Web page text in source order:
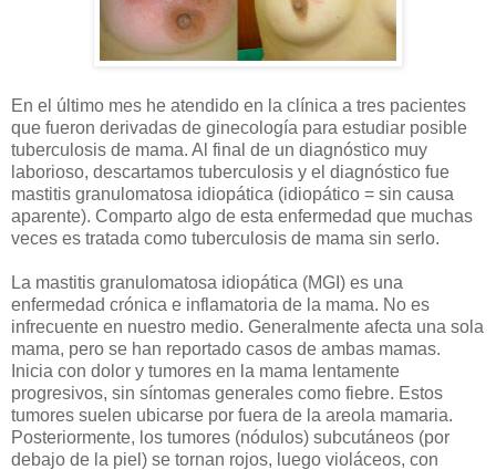
En el último mes he atendido en la clínica a tres pacientes
que fueron derivadas de ginecología para estudiar posible
tuberculosis de mama. Al final de un diagnóstico muy
laborioso, descartamos tuberculosis y el diagnóstico fue
mastitis granulomatosa idiopática (idiopático = sin causa
aparente). Comparto algo de esta enfermedad que muchas
veces es tratada como tuberculosis de mama sin serlo.
La mastitis granulomatosa idiopática (MGI) es una
enfermedad crónica e inflamatoria de la mama. No es
infrecuente en nuestro medio. Generalmente afecta una sola
mama, pero se han reportado casos de ambas mamas.
Inicia con dolor y tumores en la mama lentamente
progresivos, sin síntomas generales como fiebre. Estos
tumores suelen ubicarse por fuera de la areola mamaria.
Posteriormente, los tumores (nódulos) subcutáneos (por
debajo de la piel) se tornan rojos, luego violáceos, con